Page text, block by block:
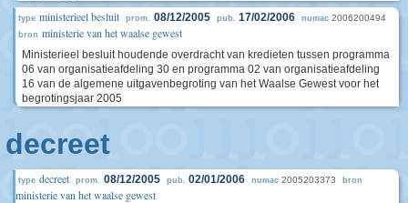
type ministerieel besluit prom. 08/12/2005 pub. 17/02/2006 numac 2006200494
bron ministerie van het waalse gewest
Ministerieel besluit houdende overdracht van kredieten tussen programma
06 van organisatieafdeling 30 en programma 02 van organisatieafdeling
16 van de algemene uitgavenbegroting van het Waalse Gewest voor het
begrotingsjaar 2005
decreet
type decreet prom. 08/12/2005 pub. 02/01/2006 numac 2005203373 bron
ministerie van het waalse gewest